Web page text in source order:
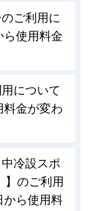
ご利用に
ら使用料金
について
料金が変わ
冷設スポ
】のご利用
から使用料